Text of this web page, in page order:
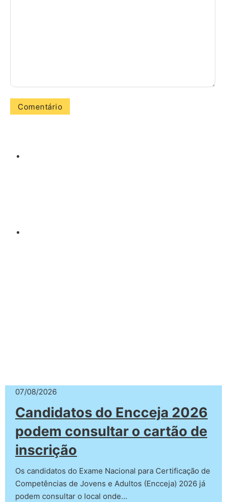
07/08/2026
Candidatos do Encceja 2026
podem consultar o cartão de
inscrição
Os candidatos do Exame Nacional para Certificação de
Competências de Jovens e Adultos (Encceja) 2026 já
podem consultar o local onde…